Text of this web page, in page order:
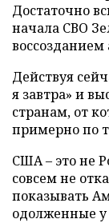
Достаточно
начала СВО
Действуя
я завтра» и
странам, от
примерно по
США – это не
совсем не
показывать
одолженные